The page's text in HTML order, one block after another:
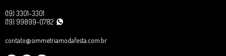
(19) 3301-3301
(19) 99899-0782
contato@simmetriamodafesta.com.br